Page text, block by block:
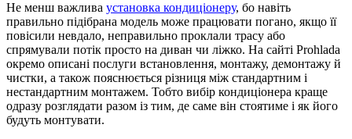
Не менш важлива установка кондиціонеру, бо навіть
правильно підібрана модель може працювати погано, якщо її
повісили невдало, неправильно проклали трасу або
спрямували потік просто на диван чи ліжко. На сайті Prohlada
окремо описані послуги встановлення, монтажу, демонтажу й
чистки, а також пояснюється різниця між стандартним і
нестандартним монтажем. Тобто вибір кондиціонера краще
одразу розглядати разом із тим, де саме він стоятиме і як його
будуть монтувати.